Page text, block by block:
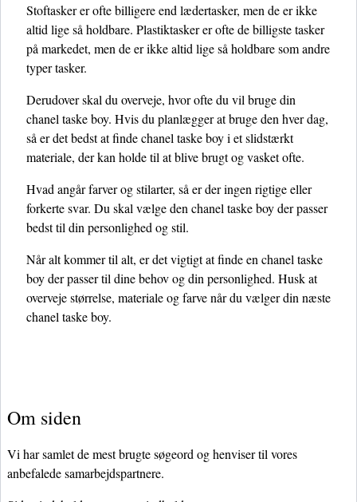
Stoftasker er ofte billigere end lædertasker, men de er ikke
altid lige så holdbare. Plastiktasker er ofte de billigste tasker
på markedet, men de er ikke altid lige så holdbare som andre
typer tasker.
Derudover skal du overveje, hvor ofte du vil bruge din
chanel taske boy. Hvis du planlægger at bruge den hver dag,
så er det bedst at finde chanel taske boy i et slidstærkt
materiale, der kan holde til at blive brugt og vasket ofte.
Hvad angår farver og stilarter, så er der ingen rigtige eller
forkerte svar. Du skal vælge den chanel taske boy der passer
bedst til din personlighed og stil.
Når alt kommer til alt, er det vigtigt at finde en chanel taske
boy der passer til dine behov og din personlighed. Husk at
overveje størrelse, materiale og farve når du vælger din næste
chanel taske boy.
Om siden
Vi har samlet de mest brugte søgeord og henviser til vores
anbefalede samarbejdspartnere.